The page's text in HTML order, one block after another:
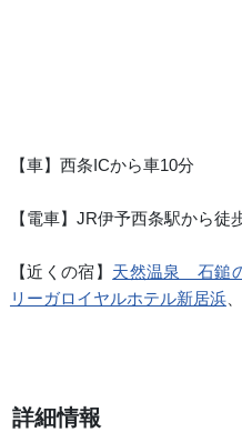
【車】西条ICから車10分
【電車】JR伊予西条駅から徒
【近くの宿】 天然温泉 石鎚
リーガロイヤルホテル新居浜、
詳細情報